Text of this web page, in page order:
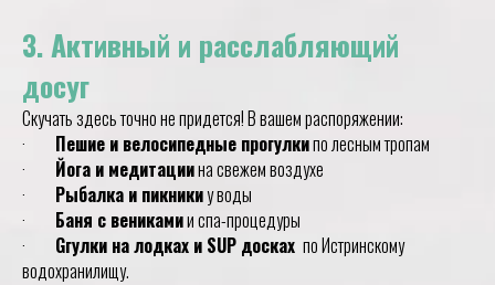
3. Активный и расслабляющий
досуг
Скучать здесь точно не придется! В вашем распоряжении:
· Пешие и велосипедные прогулкипо лесным тропам
· Йога и медитациина свежем воздухе
· Рыбалка и пикникиу воды
· Баня с веникамии спа-процедуры
· Gгулки на лодках и SUP досках по Истринскому
водохранилищу.